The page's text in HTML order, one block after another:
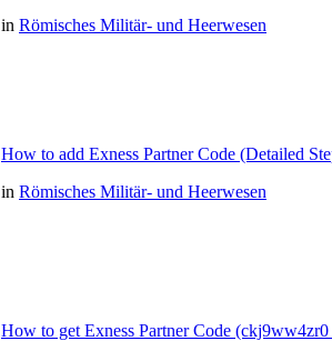
in Römisches Militär- und Heerwesen
How to add Exness Partner Code (Detailed
in Römisches Militär- und Heerwesen
How to get Exness Partner Code